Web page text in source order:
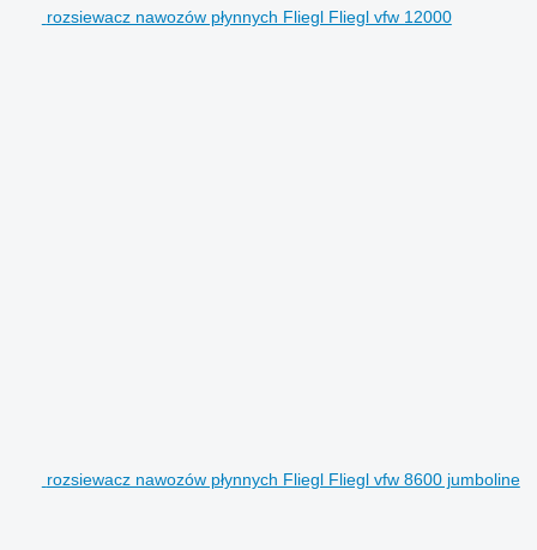
rozsiewacz nawozów płynnych Fliegl Fliegl vfw 12000
rozsiewacz nawozów płynnych Fliegl Fliegl vfw 8600 jumboline